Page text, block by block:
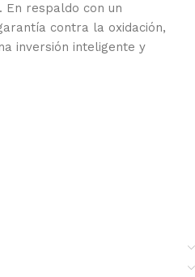
En respaldo con un
contra la oxidación,
inversión inteligente y